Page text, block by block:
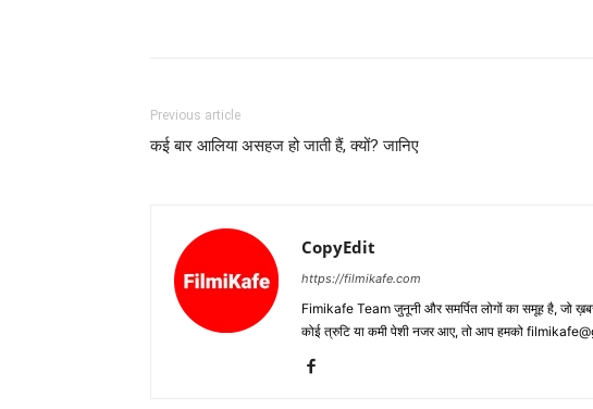
Previous article
कई बार आलिया असहज हो जाती हैं, क्यों? जानिए
CopyEdit
https://filmikafe.com
Fimikafe Team जुनूनी और समर्पित लोगों का समूह है, जो
कोई त्रुटि या कमी पेशी नजर आए, तो आप हमको